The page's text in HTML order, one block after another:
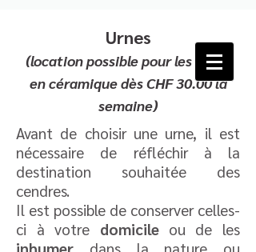
Urnes
(location possiblepour les urnes
encéramiquedès CHF 30.00la
semaine)
Avant de choisir une urne, il est
nécessaire de réfléchir à la
destination souhaitée des
cendres.
Il est possible de conserver celles-
ci à votre domicile ou de les
inhumer dans la nature ou